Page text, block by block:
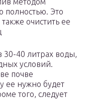
полностью. Это
очистить ее
30-40 литрах воды,
условий.
почве
ее нужно будет
того, следует